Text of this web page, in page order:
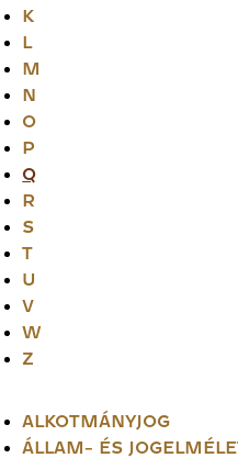
K
L
M
N
O
P
Q
R
S
T
U
V
W
Z
ALKOTMÁNYJOG
ÁLLAM- ÉS